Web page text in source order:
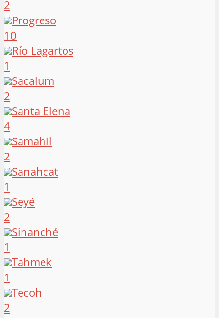
2
Progreso
10
Río Lagartos
1
Sacalum
2
Santa Elena
4
Samahil
2
Sanahcat
1
Seyé
2
Sinanché
1
Tahmek
1
Tecoh
2